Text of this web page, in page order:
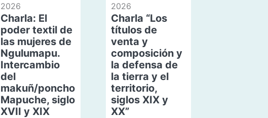
2026
Charla: El
poder textil de
las mujeres de
Ngulumapu.
Intercambio
del
makuñ/poncho
Mapuche, siglo
XVII y XIX
2026
Charla “Los
títulos de
venta y
composición y
la defensa de
la tierra y el
territorio,
siglos XIX y
XX”